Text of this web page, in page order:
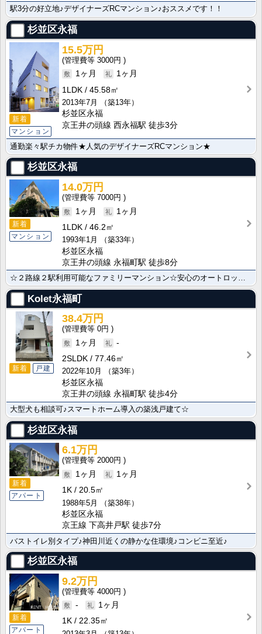
駅3分の好立地♪デザイナーズRCマンション♪おススメです！！
杉並区永福
新着
マンション
15.5万円
3000円
1ヶ月
1ヶ月
1LDK
45.58㎡
2013年7月
（築13年）
杉並区永福
京王井の頭線 西永福駅 徒歩3分
通勤楽々駅チカ物件★人気のデザイナーズRCマンション★
杉並区永福
新着
マンション
14.0万円
7000円
1ヶ月
1ヶ月
1LDK
46.2㎡
1993年1月
（築33年）
杉並区永福
京王井の頭線 永福町駅 徒歩8分
Kolet永福町
新着 戸建
38.4万円
0円
1ヶ月
-
2SLDK
77.46㎡
2022年10月
（築3年）
杉並区永福
京王井の頭線 永福町駅 徒歩4分
大型犬も相談可♪スマートホーム導入の築浅戸建て☆
杉並区永福
新着
アパート
6.1万円
2000円
1ヶ月
1ヶ月
1K
20.5㎡
1988年5月
（築38年）
杉並区永福
京王線 下高井戸駅 徒歩7分
バストイレ別タイプ♪神田川近くの静かな住環境♪コンビニ至近♪
杉並区永福
新着
アパート
9.2万円
4000円
-
1ヶ月
1K
22.35㎡